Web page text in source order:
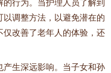
调整方法，以避免潜在的
改善了老年人的体验，还
生深远影响。当子女和孙